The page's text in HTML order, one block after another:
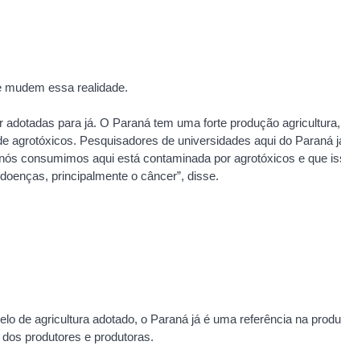
mudem essa realidade.
para já. O Paraná tem uma forte produção agricultura,
agrotóxicos. Pesquisadores de universidades aqui do Paraná
consumimos aqui está contaminada por agrotóxicos e que
principalmente o câncer”, disse.
de agricultura adotado, o Paraná já é uma referência na
produtores e produtoras.